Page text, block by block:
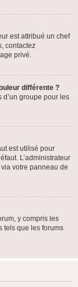
est attribué un chef
contactez
privé.
différente ?
d’un groupe pour les
est utilisé pour
L’administrateur
votre panneau de
y compris les
tels que les forums